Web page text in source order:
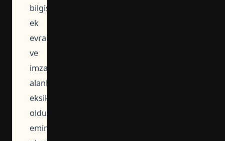
bilgisi,
ek
evraklar
ve
imza
alanlarının
eksiksiz
olduğundan
emin